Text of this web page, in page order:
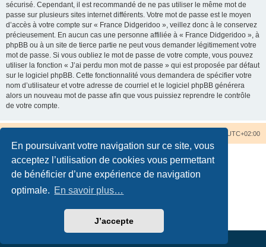
En poursuivant votre navigation sur ce site, vous
acceptez l’utilisation de cookies vous permettant
de bénéficier d’une expérience de navigation
optimale. En savoir plus…
J’accepte
sécurisé. Cependant, il est recommandé de ne pas utiliser le même mot de
passe sur plusieurs sites internet différents. Votre mot de passe est le moyen
d’accès à votre compte sur « France Didgeridoo », veillez donc à le conservez
précieusement. En aucun cas une personne affiliée à « France Didgeridoo », à
phpBB ou à un site de tierce partie ne peut vous demander légitimement votre
mot de passe. Si vous oubliez le mot de passe de votre compte, vous pouvez
utiliser la fonction « J’ai perdu mon mot de passe » qui est proposée par défaut
sur le logiciel phpBB. Cette fonctionnalité vous demandera de spécifier votre
nom d’utilisateur et votre adresse de courriel et le logiciel phpBB générera
alors un nouveau mot de passe afin que vous puissiez reprendre le contrôle
de votre compte.
UTC+02:00
Traduction française officielle©
Confidentialité